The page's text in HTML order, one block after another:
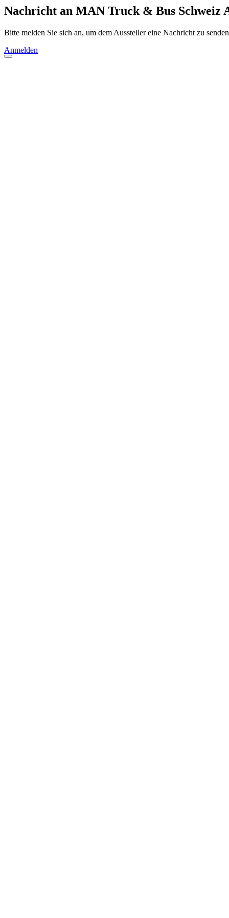
Nachricht an MAN Truck & Bus Schweiz
Bitte melden Sie sich an, um dem Aussteller eine Nachricht zu
Anmelden